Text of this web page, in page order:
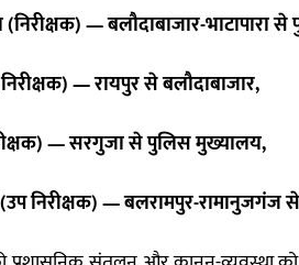
— बलौदाबाजार-भाटापारा
— रायपुर से बलौदाबाजार,
— सरगुजा से पुलिस मुख्यालय,
निरीक्षक) — बलरामपुर-रामानुजगंज